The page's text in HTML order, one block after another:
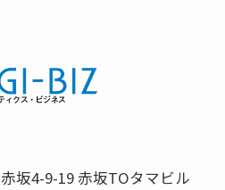
坂4-9-19 赤坂TOタマビル